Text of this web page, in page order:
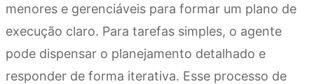
menores e gerenciáveis para formar um plano de
execução claro. Para tarefas simples, o agente
pode dispensar o planejamento detalhado e
responder de forma iterativa. Esse processo de